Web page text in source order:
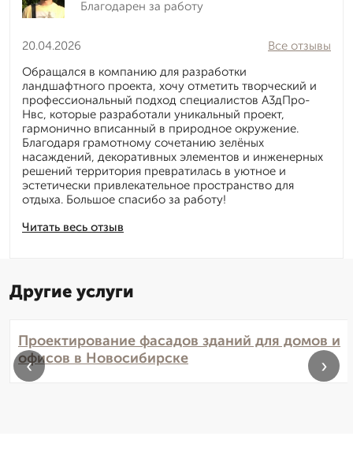
Благодарен за работу
20.04.2026
Читать весь отзыв
Все отзывы
Обращался в компанию для разработки
ландшафтного проекта, хочу отметить творческий и
профессиональный подход специалистов А3дПро-
Нвс, которые разработали уникальный проект,
гармонично вписанный в природное окружение.
Благодаря грамотному сочетанию зелёных
насаждений, декоративных элементов и инженерных
решений территория превратилась в уютное и
эстетически привлекательное пространство для
отдыха. Большое спасибо за работу!
Другие услуги
Проектирование фасадов зданий для домов и
офисов в Новосибирске
‹ ›